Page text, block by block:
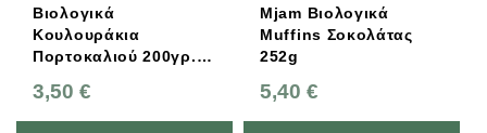
Βιολογικά
Κουλουράκια
Πορτοκαλιού 200γρ.
Φούρνος
Ντουρουντούς
3,50 €
Mjam Βιολογικά
Muffins Σοκολάτας
252g
5,40 €